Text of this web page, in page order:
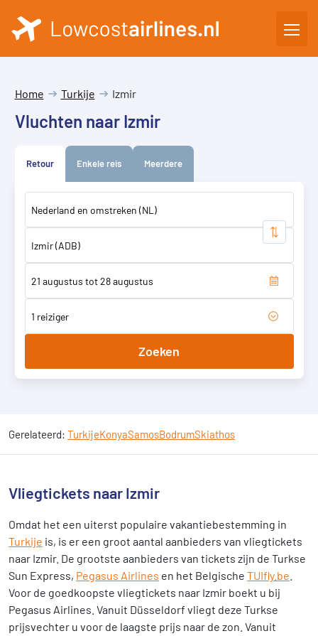
Home Turkije Izmir
Vluchten naar Izmir
Retour Enkele reis Meerdere
1 reiziger
Zoeken
Gerelateerd: TurkijeKonyaSamosBodrumSkiathos
Vliegtickets naar Izmir
Omdat het een uiterst populaire vakantiebestemming in
Turkije is, is er een groot aantal aanbieders van vliegtickets
naar Izmir. De grootste aanbieders van tickets zijn de Turkse
Sun Express, Pegasus Airlines en het Belgische TUIfly.be
Voor de goedkoopste vliegtickets naar Izmir boekt u bij
Pegasus Airlines. Vanuit Düsseldorf vliegt deze Turkse
prijsvechter u voor de laagste prijs naar de zon. Vanuit